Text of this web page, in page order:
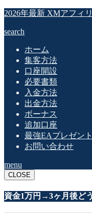
2026年最新 XMアフィ
search
ホーム
集客方法
口座開設
必要書類
入金方法
出金方法
ボーナス
追加口座
最強EAプレゼント
お問い合わせ
menu
CLOSE
資金1万円→3ヶ月後ど